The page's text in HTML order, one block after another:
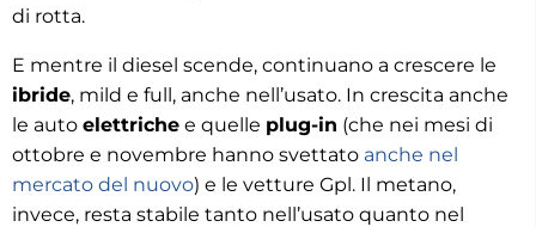
di rotta.
E mentre il diesel scende, continuano a crescere le
ibride, mild e full, anche nell’usato. In crescita anche
le auto elettriche e quelle plug-in (che nei mesi di
ottobre e novembre hanno svettato anche nel
mercato del nuovo) e le vetture Gpl. Il metano,
invece, resta stabile tanto nell’usato quanto nel